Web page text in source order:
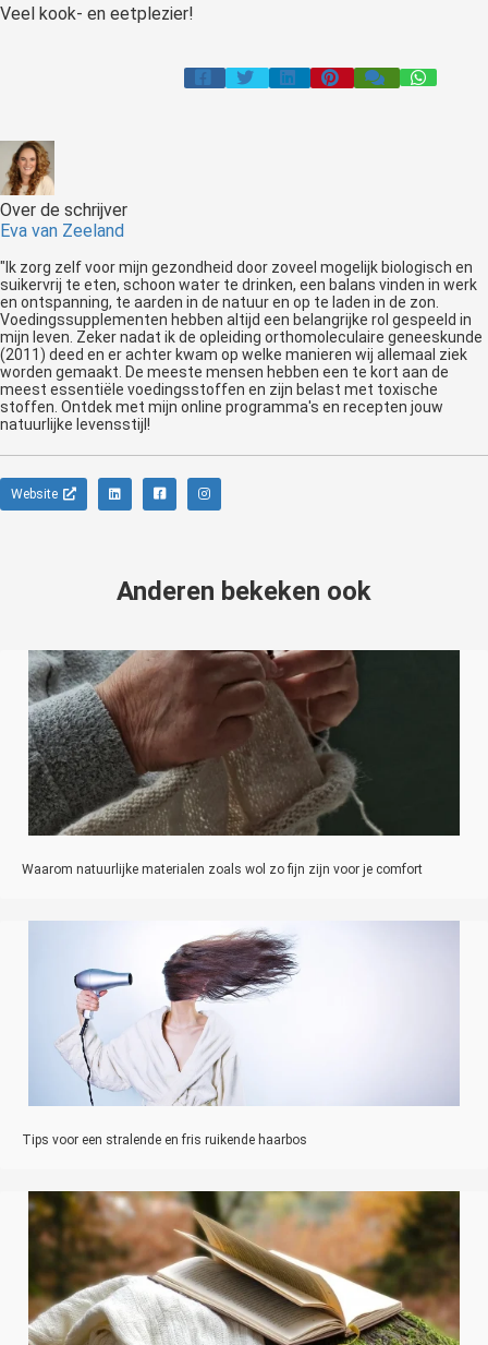
Veel kook- en eetplezier!
Over de schrijver
Eva van Zeeland
"Ik zorg zelf voor mijn gezondheid door zoveel mogelijk biologisch en
suikervrij te eten, schoon water te drinken, een balans vinden in werk
en ontspanning, te aarden in de natuur en op te laden in de zon.
Voedingssupplementen hebben altijd een belangrijke rol gespeeld in
mijn leven. Zeker nadat ik de opleiding orthomoleculaire geneeskunde
(2011) deed en er achter kwam op welke manieren wij allemaal ziek
worden gemaakt. De meeste mensen hebben een te kort aan de
meest essentiële voedingsstoffen en zijn belast met toxische
stoffen. Ontdek met mijn online programma's en recepten jouw
natuurlijke levensstijl!
Website
Anderen bekeken ook
Waarom natuurlijke materialen zoals wol zo fijn zijn voor je comfort
Tips voor een stralende en fris ruikende haarbos